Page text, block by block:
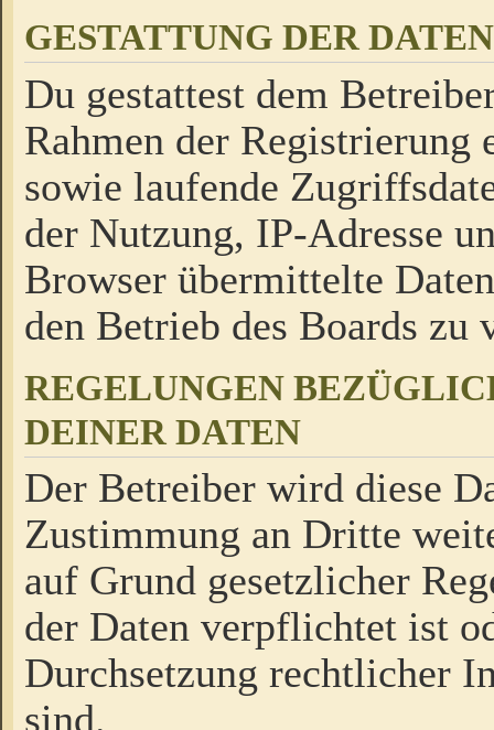
GESTATTUNG DER
Du gestattest dem
Rahmen der Registrierung
sowie laufende
der Nutzung, IP-Adresse
Browser übermittelte
den Betrieb des Boards zu
REGELUNGEN
DEINER DATEN
Der Betreiber wird diese
Zustimmung an Dritte
auf Grund gesetzlicher
der Daten verpflichtet ist
Durchsetzung rechtlicher
sind.